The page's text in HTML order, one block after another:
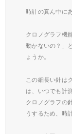
時計の真ん中に
クロノグラフ機
動かないの？」
ょうか。
この細長い針は
は、いつでも計
クロノグラフの
うするため、時